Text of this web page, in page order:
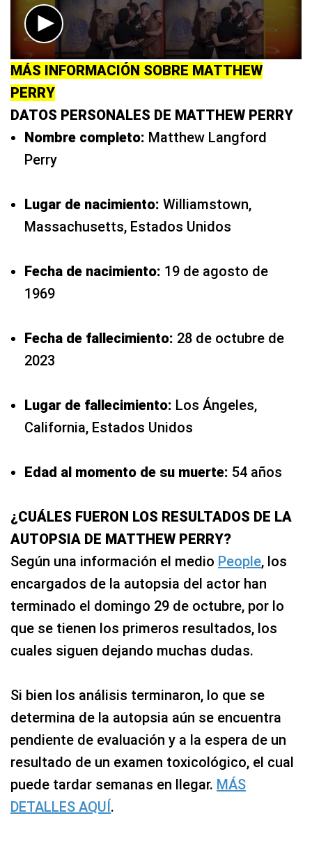
0
seconds
of
2
minutes,
55
seconds
MÁS INFORMACIÓN SOBRE MATTHEW
PERRY
DATOS PERSONALES DE MATTHEW PERRY
Nombre completo: Matthew Langford
Perry
Lugar de nacimiento: Williamstown,
Massachusetts, Estados Unidos
Fecha de nacimiento: 19 de agosto de
1969
Fecha de fallecimiento: 28 de octubre de
2023
Lugar de fallecimiento: Los Ángeles,
California, Estados Unidos
Edad al momento de su muerte: 54 años
¿CUÁLES FUERON LOS RESULTADOS DE LA
AUTOPSIA DE MATTHEW PERRY?
Según una información el medio People, los
encargados de la autopsia del actor han
terminado el domingo 29 de octubre, por lo
que se tienen los primeros resultados, los
cuales siguen dejando muchas dudas.
Si bien los análisis terminaron, lo que se
determina de la autopsia aún se encuentra
pendiente de evaluación y a la espera de un
resultado de un examen toxicológico, el cual
puede tardar semanas en llegar. MÁS
DETALLES AQUÍ.